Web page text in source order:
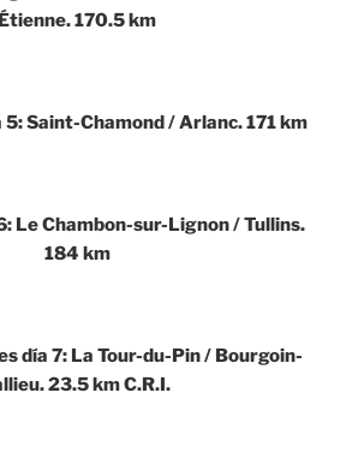
Étienne. 170.5 km
5: Saint-Chamond / Arlanc. 171 km
Le Chambon-sur-Lignon / Tullins.
184 km
día 7: La Tour-du-Pin / Bourgoin-
23.5 km C.R.I.